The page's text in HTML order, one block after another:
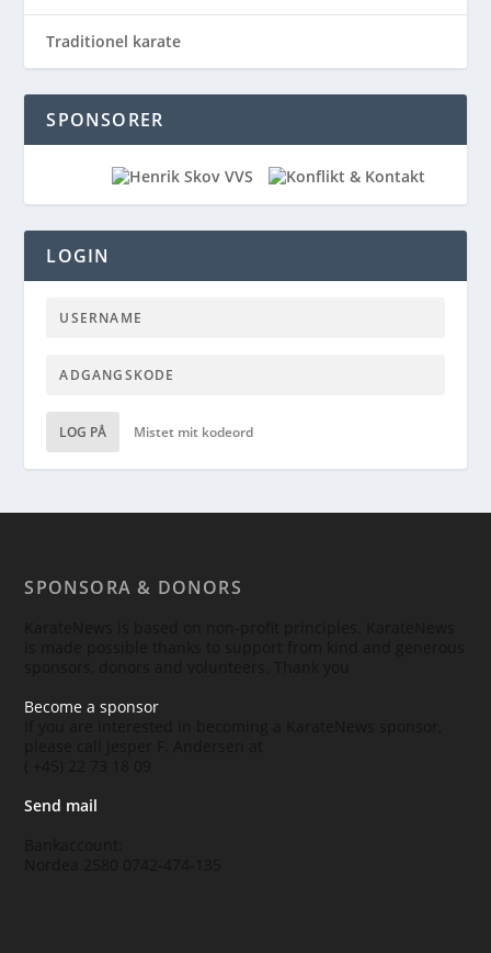
Traditionel karate
SPONSORER
LOGIN
LOG PÅ Mistet mit kodeord
SPONSORA & DONORS
Become a sponsor
Send mail